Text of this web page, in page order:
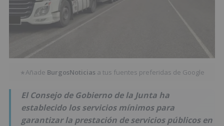
★Añade BurgosNoticias a tus fuentes preferidas de Google
El Consejo de Gobierno de la Junta ha
establecido los servicios mínimos para
garantizar la prestación de servicios públicos en